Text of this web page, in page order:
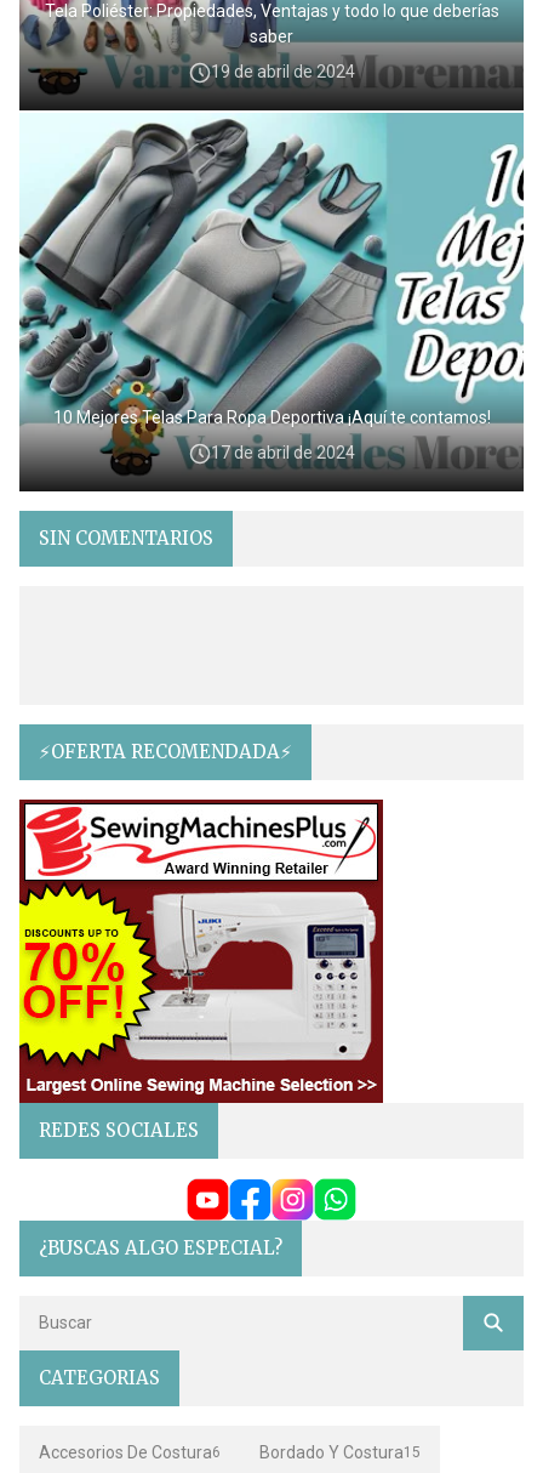
Tela Poliéster: Propiedades, Ventajas y todo lo que deberías
saber
19 de abril de 2024
10 Mejores Telas Para Ropa Deportiva ¡Aquí te contamos!
17 de abril de 2024
SIN COMENTARIOS
⚡OFERTA RECOMENDADA⚡
REDES SOCIALES
¿BUSCAS ALGO ESPECIAL?
CATEGORIAS
Accesorios De Costura6 Bordado Y Costura15